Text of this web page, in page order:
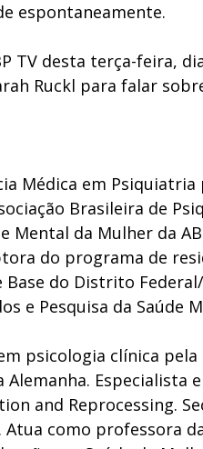
espontaneamente.
TV desta terça-feira,
Ruckl para falar
Médica em Psiquiatria
Brasileira de
Mental da Mulher da
do programa de
do Distrito Federal/
e Pesquisa da Saúde
psicologia clínica pela
Alemanha. Especialista
and Reprocessing.
Atua como professora